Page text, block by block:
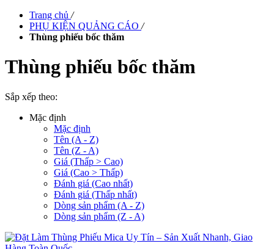
Trang chủ /
PHỤ KIỆN QUẢNG CÁO /
Thùng phiếu bốc thăm
Thùng phiếu bốc thăm
Sắp xếp theo:
Mặc định
Mặc định
Tên (A - Z)
Tên (Z - A)
Giá (Thấp > Cao)
Giá (Cao > Thấp)
Đánh giá (Cao nhất)
Đánh giá (Thấp nhất)
Dòng sản phẩm (A - Z)
Dòng sản phẩm (Z - A)